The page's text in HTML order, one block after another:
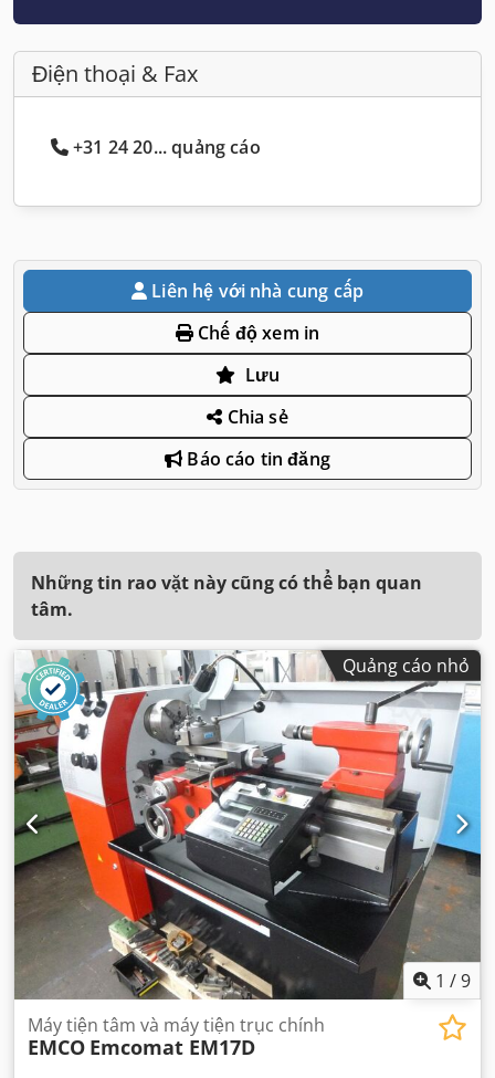
Điện thoại & Fax
+31 24 20... quảng cáo
Liên hệ với nhà cung cấp
Chế độ xem in
Lưu
Chia sẻ
Báo cáo tin đăng
Những tin rao vặt này cũng có thể bạn quan
tâm.
Quảng cáo nhỏ
1 /9
Máy tiện tâm và máy tiện trục chính
EMCO Emcomat EM17D